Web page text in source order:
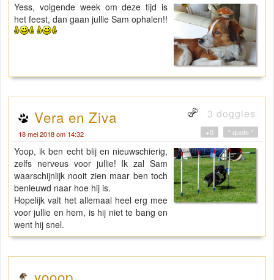
Yess, volgende week om deze tijd is
het feest, dan gaan jullie Sam ophalen!!
Vera en Ziva 3 doggies
18 mei 2018 om 14:32 " quote "
+0
Yoop, ik ben echt blij en nieuwschierig,
zelfs nerveus voor jullie! Ik zal Sam
waarschijnlijk nooit zien maar ben toch
benieuwd naar hoe hij is.
Hopelijk valt het allemaal heel erg mee
voor jullie en hem, is hij niet te bang en
went hij snel.